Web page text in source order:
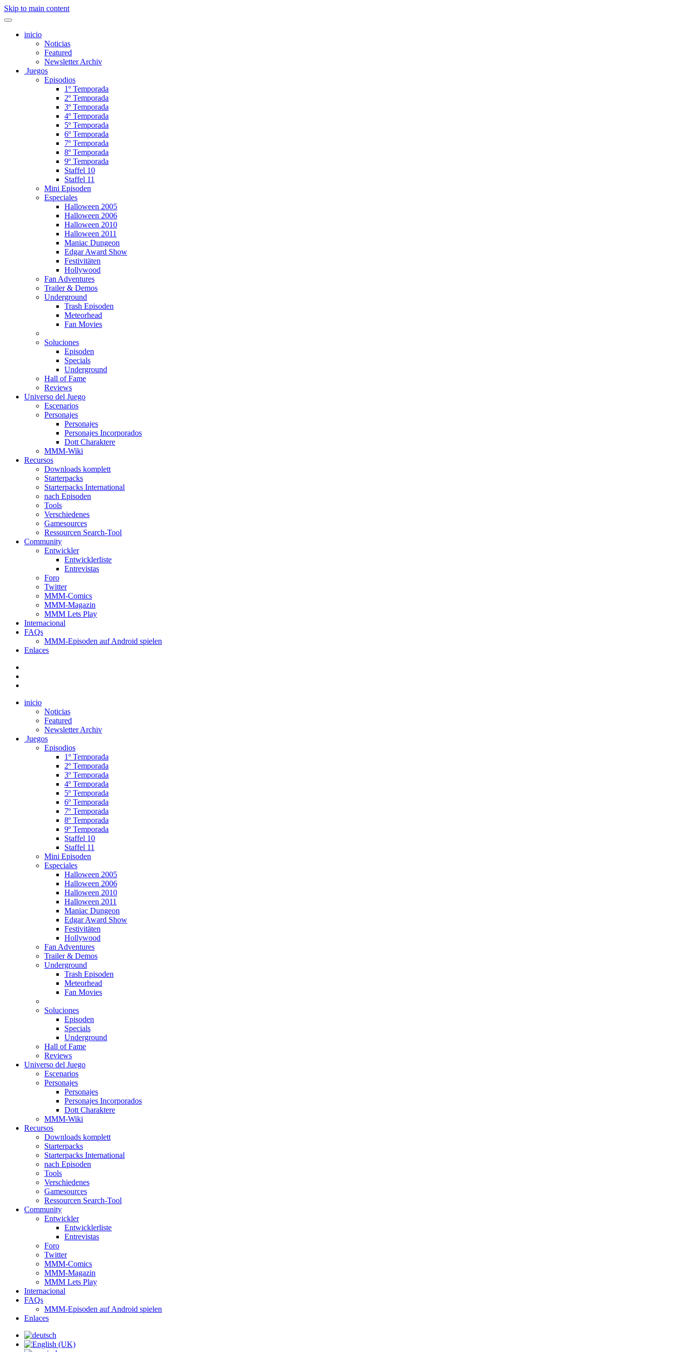
Skip to main content
inicio
Noticias
Featured
Newsletter Archiv
Juegos
Episodios
1º Temporada
2º Temporada
3º Temporada
4º Temporada
5º Temporada
6º Temporada
7º Temporada
8º Temporada
9º Temporada
Staffel 10
Staffel 11
Mini Episoden
Especiales
Halloween 2005
Halloween 2006
Halloween 2010
Halloween 2011
Maniac Dungeon
Edgar Award Show
Festivitäten
Hollywood
Fan Adventures
Trailer & Demos
Underground
Trash Episoden
Meteorhead
Fan Movies
Soluciones
Episoden
Specials
Underground
Hall of Fame
Reviews
Universo del Juego
Escenarios
Personajes
Personajes
Personajes Incorporados
Dott Charaktere
MMM-Wiki
Recursos
Downloads komplett
Starterpacks
Starterpacks International
nach Episoden
Tools
Verschiedenes
Gamesources
Ressourcen Search-Tool
Community
Entwickler
Entwicklerliste
Entrevistas
Foro
Twitter
MMM-Comics
MMM-Magazin
MMM Lets Play
Internacional
FAQs
MMM-Episoden auf Android spielen
Enlaces
inicio
Noticias
Featured
Newsletter Archiv
Juegos
Episodios
1º Temporada
2º Temporada
3º Temporada
4º Temporada
5º Temporada
6º Temporada
7º Temporada
8º Temporada
9º Temporada
Staffel 10
Staffel 11
Mini Episoden
Especiales
Halloween 2005
Halloween 2006
Halloween 2010
Halloween 2011
Maniac Dungeon
Edgar Award Show
Festivitäten
Hollywood
Fan Adventures
Trailer & Demos
Underground
Trash Episoden
Meteorhead
Fan Movies
Soluciones
Episoden
Specials
Underground
Hall of Fame
Reviews
Universo del Juego
Escenarios
Personajes
Personajes
Personajes Incorporados
Dott Charaktere
MMM-Wiki
Recursos
Downloads komplett
Starterpacks
Starterpacks International
nach Episoden
Tools
Verschiedenes
Gamesources
Ressourcen Search-Tool
Community
Entwickler
Entwicklerliste
Entrevistas
Foro
Twitter
MMM-Comics
MMM-Magazin
MMM Lets Play
Internacional
FAQs
MMM-Episoden auf Android spielen
Enlaces